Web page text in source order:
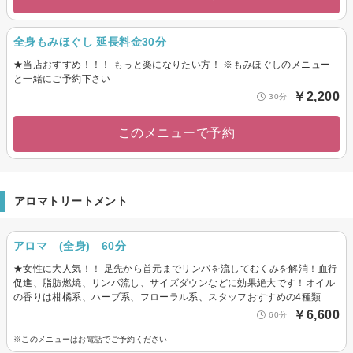
全身もみほぐし 延長料金30分
★当店おすすめ！！！ もっと楽になりたい方！ ※もみほぐしのメニュー
と一緒にご予約下さい
30分 ￥2,200
このメニューで予約
アロマトリートメント
アロマ (全身) 60分
★女性に大人気！！ 足先から首元までリンパを流してむくみを解消！血行
促進、脂肪燃焼、リンパ流し、サイズダウンなどに効果絶大です！オイル
の香りは柑橘系、ハーブ系、フローラル系、スタッフおすすめの4種類
60分 ￥6,600
※このメニューはお電話でご予約ください